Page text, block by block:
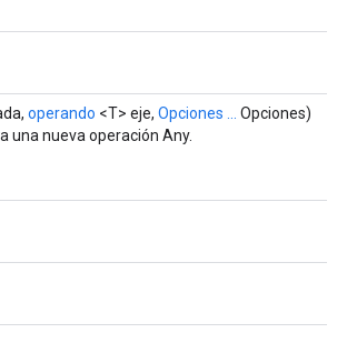
operando <T> eje, Opciones ...
Opciones)
una nueva operación Any.